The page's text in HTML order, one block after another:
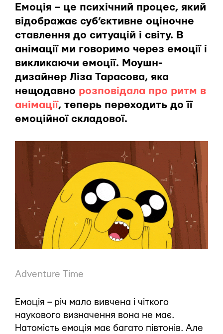
Емоція – це психічний процес, який
відображає суб’єктивне оціночне
ставлення до ситуацій і світу. В
анімації ми говоримо через емоції і
викликаючи емоції. Моушн-
дизайнер Ліза Тарасова, яка
нещодавно розповідала про ритм в
анімації, теперь переходить до її
емоційної складової.
Adventure Time
Емоція – річ мало вивчена і чіткого
наукового визначення вона не має.
Натомість емоція має багато півтонів. Але